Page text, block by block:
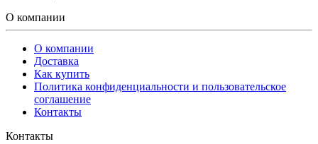
О компании
О компании
Доставка
Как купить
Политика конфиденциальности и пользовательское
соглашение
Контакты
Контакты